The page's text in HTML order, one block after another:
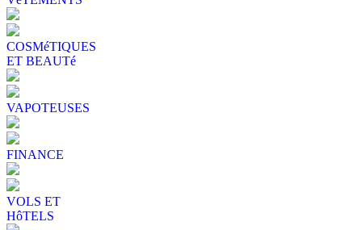
COSMéTIQUES
ET BEAUTé
VAPOTEUSES
FINANCE
VOLS ET
HôTELS